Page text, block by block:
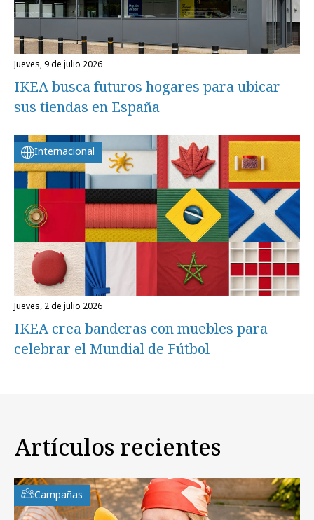
jueves, 9 de julio 2026
IKEA busca futuros hogares para ubicar
sus tiendas en España
Internacional
jueves, 2 de julio 2026
IKEA crea banderas con muebles para
celebrar el Mundial de Fútbol
Artículos recientes
Campañas